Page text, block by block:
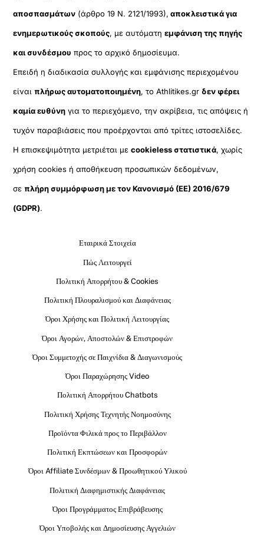
αποσπασμάτων (άρθρο 19 Ν. 2121/1993), αποκλειστικά για
ενημερωτικούς σκοπούς, με αυτόματηεμφάνιση της πηγής
και συνδέσμου προς το αρχικό δημοσίευμα.
Επειδή η διαδικασία συλλογής και εμφάνισης περιεχομένου
είναιπλήρως αυτοματοποιημένη, το Athlitikes.gr δεν φέρει
καμία ευθύνη για το περιεχόμενο, την ακρίβεια, τις απόψεις ή
τυχόν παραβιάσεις που προέρχονται από τρίτες ιστοσελίδες.
Η επισκεψιμότητα μετριέται μεcookieless στατιστικά, χωρίς
χρήση cookies ή αποθήκευση προσωπικών δεδομένων,
σεπλήρη συμμόρφωση με τον Κανονισμό (ΕΕ) 2016/679
(GDPR).
Εταιρικά Στοιχεία
Πώς Λειτουργεί
Πολιτική Απορρήτου & Cookies
Πολιτική Πλουραλισμού και Διαφάνειας
Όροι Χρήσης και Πολιτική Λειτουργίας
Όροι Αγορών, Αποστολών & Επιστροφών
Όροι Συμμετοχής σε Παιχνίδια & Διαγωνισμούς
Όροι Παραχώρησης Video
Πολιτική Απορρήτου Chatbots
Πολιτική Χρήσης Τεχνητής Νοημοσύνης
Προϊόντα Φιλικά προς το Περιβάλλον
Πολιτική Εκπτώσεων και Προσφορών
Όροι Affiliate Συνδέσμων & Προωθητικού Υλικού
Πολιτική Διαφημιστικής Διαφάνειας
Όροι Προγράμματος Επιβράβευσης
Όροι Υποβολής και Δημοσίευσης Αγγελιών